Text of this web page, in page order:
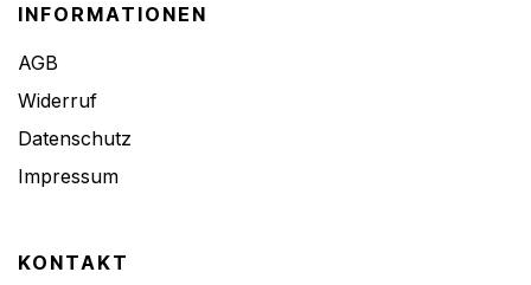
INFORMATIONEN
AGB
Widerruf
Datenschutz
Impressum
KONTAKT